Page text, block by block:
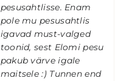
pesusahtlisse. Enam
pole mu pesusahtlis
igavad must-valged
toonid, sest Elomi pesu
pakub värve igale
maitsele :) Tunnen end